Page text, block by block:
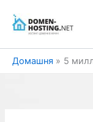
Домашня 5